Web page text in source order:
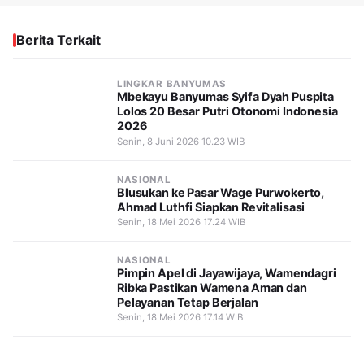
Berita Terkait
LINGKAR BANYUMAS
Mbekayu Banyumas Syifa Dyah Puspita
Lolos 20 Besar Putri Otonomi Indonesia
2026
Senin, 8 Juni 2026 10.23 WIB
NASIONAL
Blusukan ke Pasar Wage Purwokerto,
Ahmad Luthfi Siapkan Revitalisasi
Senin, 18 Mei 2026 17.24 WIB
NASIONAL
Pimpin Apel di Jayawijaya, Wamendagri
Ribka Pastikan Wamena Aman dan
Pelayanan Tetap Berjalan
Senin, 18 Mei 2026 17.14 WIB